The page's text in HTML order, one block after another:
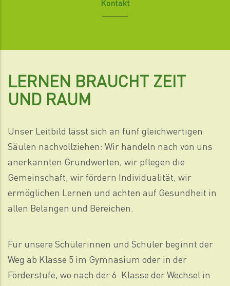
Kontakt
LERNEN BRAUCHT ZEIT
UND RAUM
Unser Leitbild lässt sich an fünf gleichwertigen
Säulen nachvollziehen: Wir handeln nach von uns
anerkannten Grundwerten, wir pflegen die
Gemeinschaft, wir fördern Individualität, wir
ermöglichen Lernen und achten auf Gesundheit in
allen Belangen und Bereichen.
Für unsere Schülerinnen und Schüler beginnt der
Weg ab Klasse 5 im Gymnasium oder in der
Förderstufe, wo nach der 6. Klasse der Wechsel in